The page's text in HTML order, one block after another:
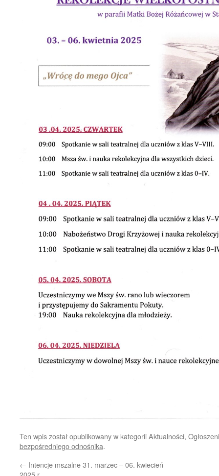
Ten wpis został opublikowany w kategoriiAktualności,
bezpośredniego odnośnika.
← Intencje mszalne 31. marzec – 06. kwiecień